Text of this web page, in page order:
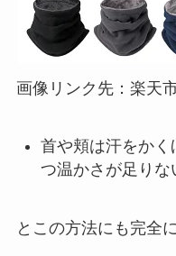
画像リンク先：楽天
首や頬は汗をか
つ温かさが足りな
とこの方法にも完全